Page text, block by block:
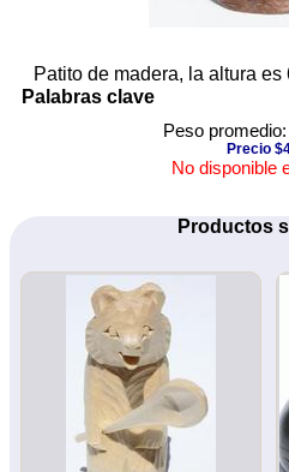
Patito de madera, la altura es
Palabras clave
Peso
Precio
No disponible
Productos